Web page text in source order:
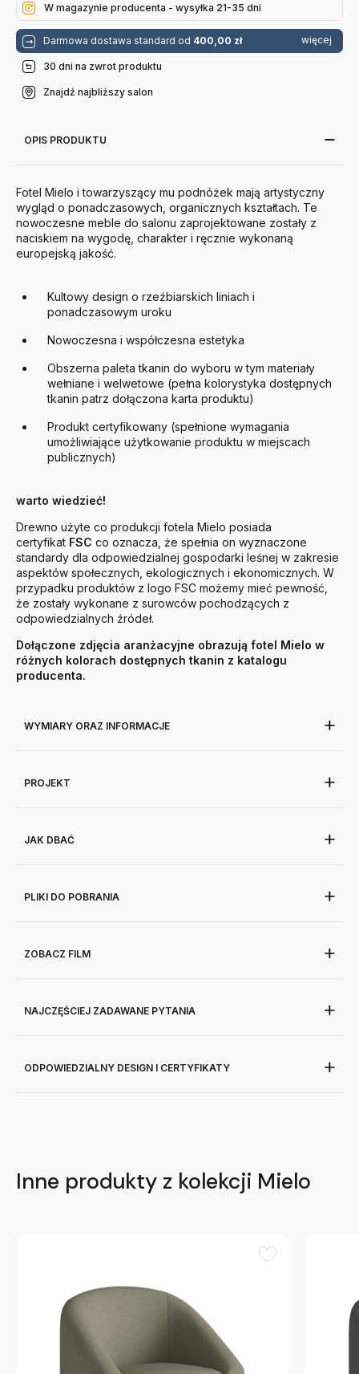
W magazynie producenta - wysyłka 21-35 dni
Darmowa dostawa standard od 400,00 zł więcej
30 dni na zwrot produktu
Znajdź najbliższy salon
OPIS PRODUKTU
Fotel Mielo i towarzyszący mu podnóżek mają artystyczny
wygląd o ponadczasowych, organicznych kształtach. Te
nowoczesne meble do salonu zaprojektowane zostały z
naciskiem na wygodę, charakter i ręcznie wykonaną
europejską jakość.
Kultowy design o rzeźbiarskich liniach i
ponadczasowym uroku
Nowoczesna i współczesna estetyka
Obszerna paleta tkanin do wyboru w tym materiały
wełniane i welwetowe (pełna kolorystyka dostępnych
tkanin patrz dołączona karta produktu)
Produkt certyfikowany (spełnione wymagania
umożliwiające użytkowanie produktu w miejscach
publicznych)
warto wiedzieć!
Drewno użyte co produkcji fotela Mielo posiada
certyfikat FSC co oznacza, że spełnia on wyznaczone
standardy dla odpowiedzialnej gospodarki leśnej w zakresie
aspektów społecznych, ekologicznych i ekonomicznych. W
przypadku produktów z logo FSC możemy mieć pewność,
że zostały wykonane z surowców pochodzących z
odpowiedzialnych źródeł.
Dołączone zdjęcia aranżacyjne obrazują fotel Mielo w
różnych kolorach dostępnych tkanin z katalogu
producenta.
WYMIARY ORAZ INFORMACJE
PROJEKT
JAK DBAĆ
PLIKI DO POBRANIA
ZOBACZ FILM
NAJCZĘŚCIEJ ZADAWANE PYTANIA
ODPOWIEDZIALNY DESIGN I CERTYFIKATY
Inne produkty z kolekcji Mielo